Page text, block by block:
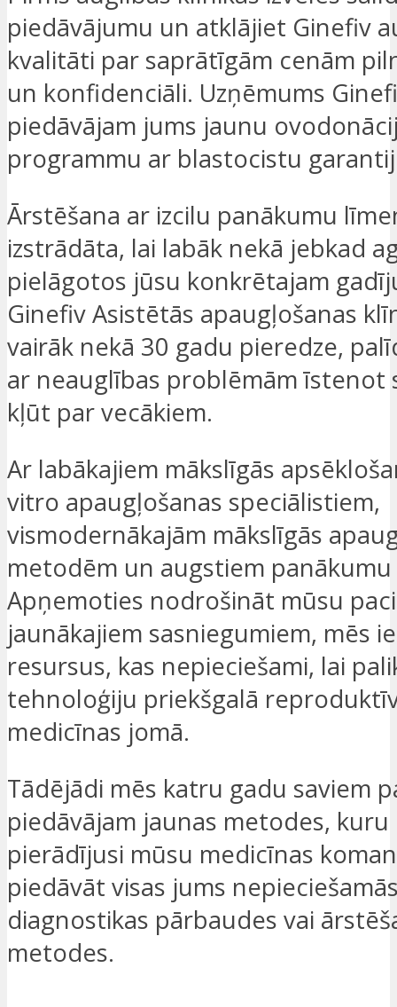
piedāvājumu un atklājiet Ginefiv
kvalitāti par saprātīgām cenām
un konfidenciāli. Uzņēmums
piedāvājam jums jaunu
programmu ar blastocistu
Ārstēšana ar izcilu panākumu
izstrādāta, lai labāk nekā jebkad
pielāgotos jūsu konkrētajam
Ginefiv Asistētās apaugļošanas
vairāk nekā 30 gadu pieredze,
ar neauglības problēmām īstenot
kļūt par vecākiem.
Ar labākajiem mākslīgās
vitro apaugļošanas speciālistiem,
vismodernākajām mākslīgās
metodēm un augstiem
Apņemoties nodrošināt mūsu
jaunākajiem sasniegumiem, mēs
resursus, kas nepieciešami, lai
tehnoloģiju priekšgalā
medicīnas jomā.
Tādējādi mēs katru gadu saviem
piedāvājam jaunas metodes,
pierādījusi mūsu medicīnas
piedāvāt visas jums
diagnostikas pārbaudes vai
metodes.